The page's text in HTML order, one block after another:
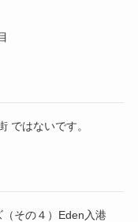
ではないです。
その４）Eden入港